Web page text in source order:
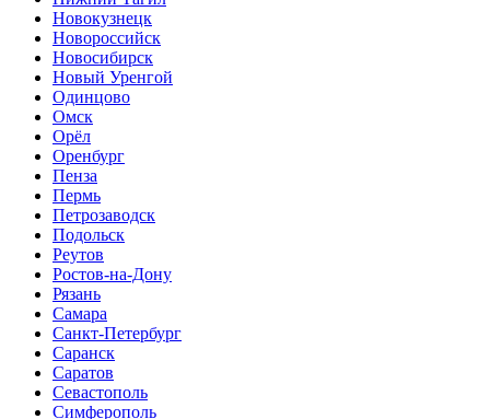
Новокузнецк
Новороссийск
Новосибирск
Новый Уренгой
Одинцово
Омск
Орёл
Оренбург
Пенза
Пермь
Петрозаводск
Подольск
Реутов
Ростов-на-Дону
Рязань
Самара
Санкт-Петербург
Саранск
Саратов
Севастополь
Симферополь